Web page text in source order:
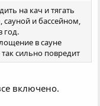
на кач и тягать
и бассейном,
год.
в сауне
сильно повредит
включено.